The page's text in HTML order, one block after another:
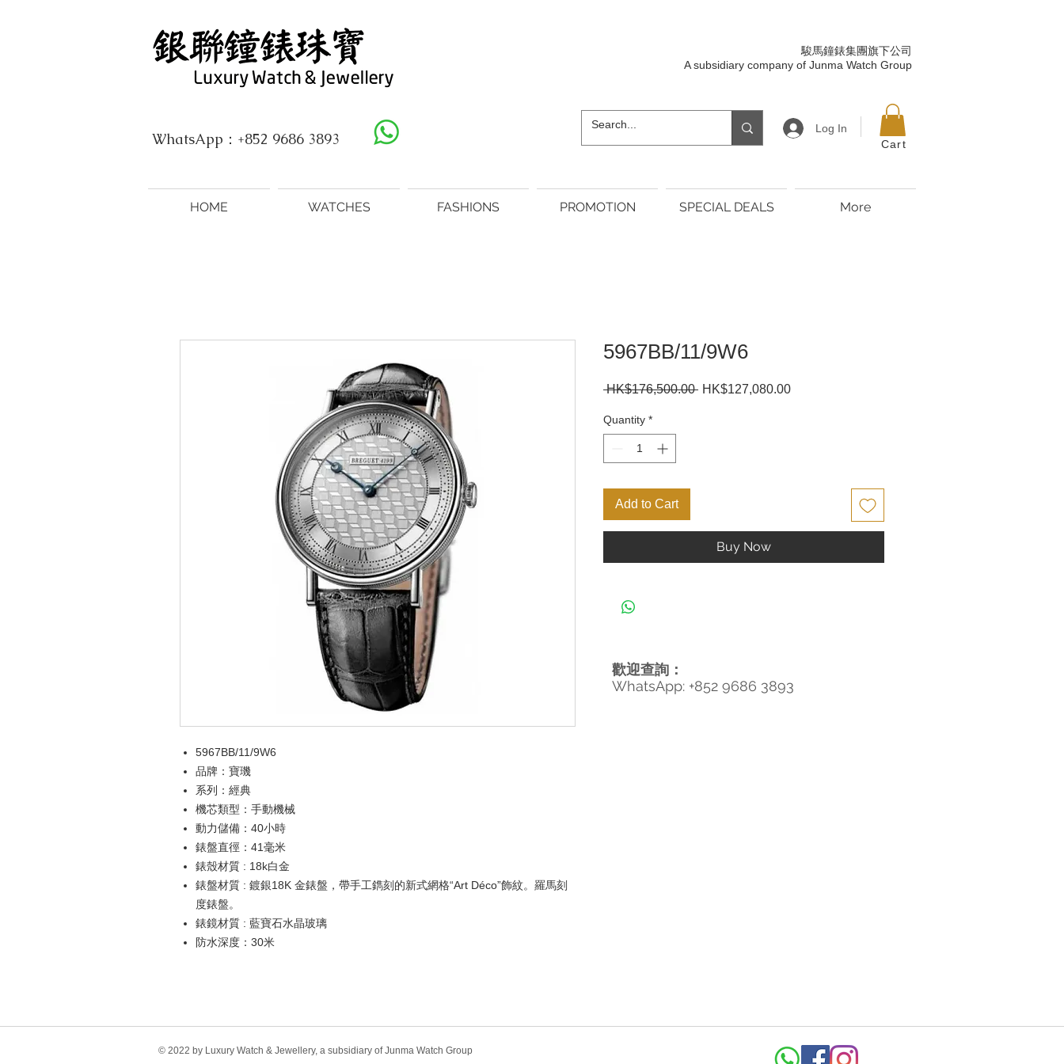
WhatsApp：+852 9686 3893
駿馬鐘錶集團旗下公司
A subsidiary company of Junma Watch Group
Log In
Cart
HOME WATCHES FASHIONS PROMOTION SPECIAL DEALS More
5967BB/11/9W6
品牌：寶璣
系列：經典
機芯類型：手動機械
動力儲備：40小時
錶盤直徑：41毫米
錶殼材質 : 18k白金
錶盤材質 : 鍍銀18K 金錶盤，帶手工鐫刻的新式網格“Art Déco”飾紋。羅馬刻
度錶盤。
錶鏡材質 : 藍寶石水晶玻璃
防水深度：30米
5967BB/11/9W6
HK$176,500.00 Regular
HK$127,080.00Sale
Quantity *
Add to Cart
Buy Now
歡迎查詢：
WhatsApp: +852 9686 3893
© 2022 by Luxury Watch & Jewellery, a subsidiary of Junma Watch Group